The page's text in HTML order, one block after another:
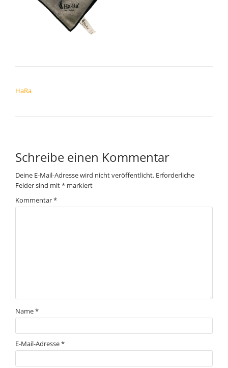
HaRa
Schreibe einen Kommentar
Deine E-Mail-Adresse wird nicht veröffentlicht. Erforderliche
Felder sind mit* markiert
Kommentar*
Name*
E-Mail-Adresse*